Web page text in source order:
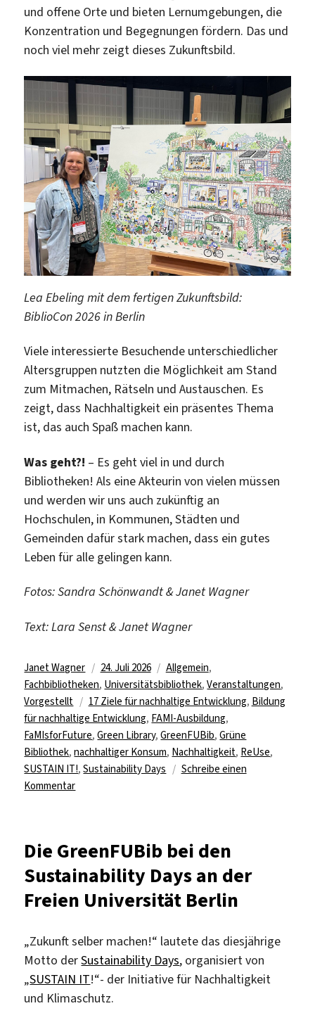
und offene Orte und bieten Lernumgebungen, die
Konzentration und Begegnungen fördern. Das und
noch viel mehr zeigt dieses Zukunftsbild.
Lea Ebeling mit dem fertigen Zukunftsbild:
BiblioCon 2026 in Berlin
Viele interessierte Besuchende unterschiedlicher
Altersgruppen nutzten die Möglichkeit am Stand
zum Mitmachen, Rätseln und Austauschen. Es
zeigt, dass Nachhaltigkeit ein präsentes Thema
ist, das auch Spaß machen kann.
Was geht?! – Es geht viel in und durch
Bibliotheken! Als eine Akteurin von vielen müssen
und werden wir uns auch zukünftig an
Hochschulen, in Kommunen, Städten und
Gemeinden dafür stark machen, dass ein gutes
Leben für alle gelingen kann.
Fotos: Sandra Schönwandt & Janet Wagner
Text: Lara Senst & Janet Wagner
Autor
Janet Wagner
Veröffentlicht
am
24. Juli 2026 Kategorien
Allgemein,
Fachbibliotheken, Universitätsbibliothek,Veranstaltungen,
Vorgestellt
Schlagwörter
17 Ziele für nachhaltige Entwicklung, Bildung
für nachhaltige Entwicklung, FAMI-Ausbildung,
FaMIsforFuture,Green Library,GreenFUBib,Grüne
Bibliothek,nachhaltiger Konsum, Nachhaltigkeit, ReUse,
SUSTAIN IT!,Sustainability Days
Schreibe einen
Kommentarzu
durch
Bibliotheken
–
Ein
auf
die
Sustainability
Days
2026
Die GreenFUBib bei den
Sustainability Days an der
Freien Universität Berlin
„Zukunft selber machen!“ lautete das diesjährige
Motto derSustainability Days, organisiert von
„SUSTAIN IT!“- der Initiative für Nachhaltigkeit
und Klimaschutz.